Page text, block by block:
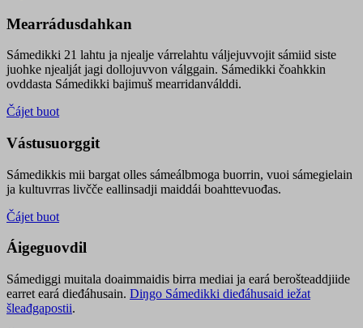
Mearrádusdahkan
Sámedikki 21 lahtu ja njealje várrelahtu váljejuvvojit sámiid siste
juohke njealját jagi dollojuvvon válggain. Sámedikki čoahkkin
ovddasta Sámedikki bajimuš mearridanválddi.
Čájet buot
Vástusuorggit
Sámedikkis mii bargat olles sámeálbmoga buorrin, vuoi sámegielain
ja kultuvrras livčče eallinsadji maiddái boahttevuođas.
Čájet buot
Áigeguovdil
Sámediggi muitala doaimmaidis birra mediai ja eará berošteaddjiide
earret eará dieđáhusain. Diŋgo Sámedikki dieđáhusaid iežat
šleađgapostii.